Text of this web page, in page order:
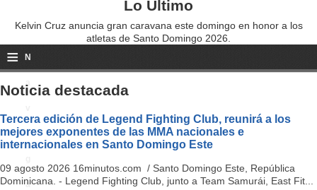
Lo Último
Kelvin Cruz anuncia gran caravana este domingo en honor a los
atletas de Santo Domingo 2026.
≡ N
a
i
a
Noticia destacada
Tercera edición de Legend Fighting Club, reunirá a los
mejores exponentes de las MMA nacionales e
internacionales en Santo Domingo Este
09 agosto 2026 16minutos.com / Santo Domingo Este, República
Dominicana. - Legend Fighting Club, junto a Team Samurái, East Fit...